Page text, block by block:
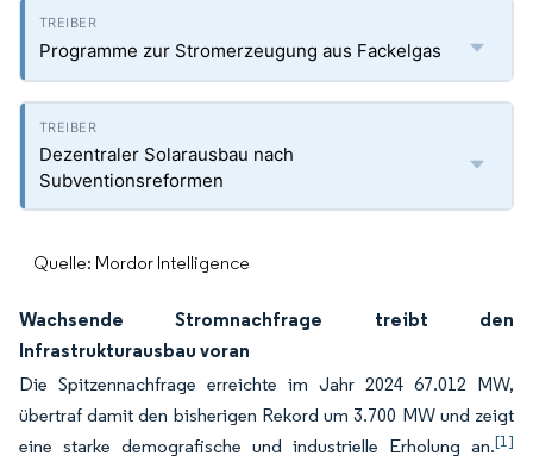
Programme zur Stromerzeugung aus Fackelgas
Dezentraler Solarausbau nach
Subventionsreformen
Quelle: Mordor Intelligence
Wachsende Stromnachfrage treibt den
Infrastrukturausbau voran
Die Spitzennachfrage erreichte im Jahr 2024 67.012 MW,
übertraf damit den bisherigen Rekord um 3.700 MW und zeigt
eine starke demografische und industrielle Erholung an.[1]